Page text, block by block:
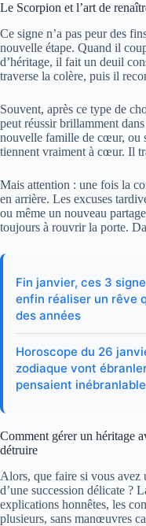
Le Scorpion et l’art de
Ce signe n’a pas peur des
nouvelle étape. Quand il
d’héritage, il fait un deuil
traverse la colère, puis il
Souvent, après ce type de
peut réussir brillamment
nouvelle famille de cœur, ou
tiennent vraiment à cœur. Il
Mais attention : une fois la
en arrière. Les excuses
ou même un nouveau
toujours à rouvrir la porte.
Fin janvier, ces 3
enfin réaliser un rêve
des années
Horoscope du 26
zodiaque vont
pensaient inébranlable
Comment gérer un héritage
détruire
Alors, que faire si vous
d’une succession délicate ?
explications honnêtes, les
plusieurs, sans manœuvres